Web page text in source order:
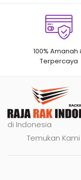
100% Amanah
Terpercaya
di Indonesia
Temukan Kami